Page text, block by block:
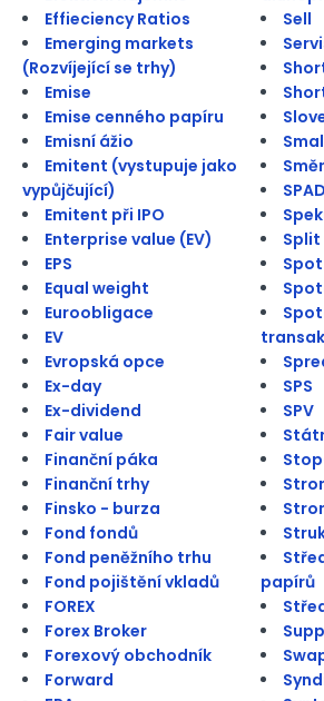
Effieciency Ratios
Emerging markets
(Rozvíjející se trhy)
Emise
Emise cenného papíru
Emisní ážio
Emitent (vystupuje jako
vypůjčující)
Emitent při IPO
Enterprise value (EV)
EPS
Equal weight
Euroobligace
EV
Evropská opce
Ex-day
Ex-dividend
Fair value
Finanční páka
Finanční trhy
Finsko - burza
Fond fondů
Fond peněžního trhu
Fond pojištění vkladů
FOREX
Forex Broker
Forexový obchodník
Forward
Sell
SPAD
Split
Spot
SPS
SPV
papírů